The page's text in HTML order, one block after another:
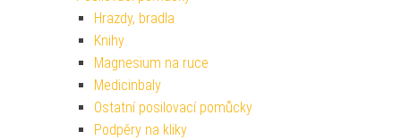
Hrazdy, bradla
Knihy
Magnesium na ruce
Medicinbaly
Ostatní posilovací pomůcky
Podpěry na kliky